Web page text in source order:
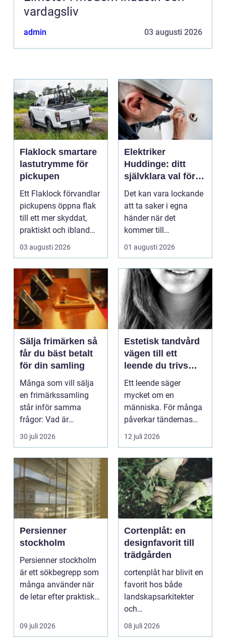
vardagsliv
admin 03 augusti 2026
Flaklock smartare
lastutrymme för
pickupen
Ett Flaklock förvandlar
pickupens öppna flak
till ett mer skyddat,
praktiskt och ibland
också mer br...
03 augusti 2026
Elektriker
Huddinge: ditt
självklara val för
säker elinstallation
Det kan vara lockande
att ta saker i egna
händer när det
kommer till
hemförbättr...
01 augusti 2026
Sälja frimärken så
får du bäst betalt
för din samling
Många som vill sälja
en frimärkssamling
står inför samma
frågor: Vad är
samlingen värd? Var
vänder m...
30 juli 2026
Estetisk tandvård
vägen till ett
leende du trivs
med
Ett leende säger
mycket om en
människa. För många
påverkar tändernas
utseende både
självförtroendet ...
12 juli 2026
Persienner
stockholm
Persienner stockholm
är ett sökbegrepp som
många använder när
de letar efter praktiska
09 juli 2026
Cortenplåt: en
designfavorit till
trädgården
cortenplåt har blivit en
favorit hos både
landskapsarkitekter
och
trädgårdsentusiaster.
Det är ett m...
08 juli 2026